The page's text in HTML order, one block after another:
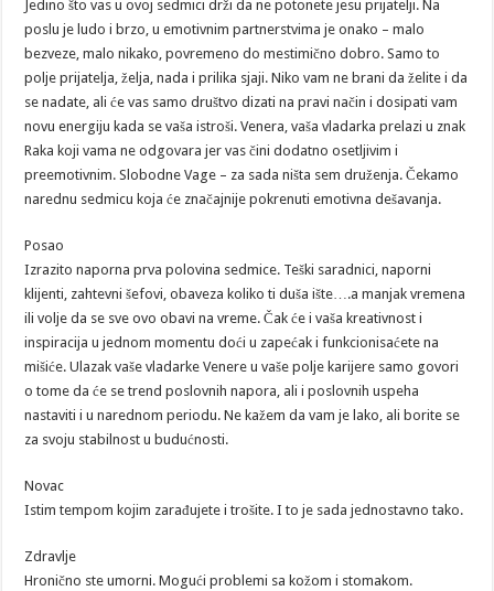
Jedino što vas u ovoj sedmici drži da ne potonete jesu prijatelji. Na
poslu je ludo i brzo, u emotivnim partnerstvima je onako – malo
bezveze, malo nikako, povremeno do mestimično dobro. Samo to
polje prijatelja, želja, nada i prilika sjaji. Niko vam ne brani da želite i da
se nadate, ali će vas samo društvo dizati na pravi način i dosipati vam
novu energiju kada se vaša istroši. Venera, vaša vladarka prelazi u znak
Raka koji vama ne odgovara jer vas čini dodatno osetljivim i
preemotivnim. Slobodne Vage – za sada ništa sem druženja. Čekamo
narednu sedmicu koja će značajnije pokrenuti emotivna dešavanja.
Posao
Izrazito naporna prva polovina sedmice. Teški saradnici, naporni
klijenti, zahtevni šefovi, obaveza koliko ti duša ište….a manjak vremena
ili volje da se sve ovo obavi na vreme. Čak će i vaša kreativnost i
inspiracija u jednom momentu doći u zapećak i funkcionisaćete na
mišiće. Ulazak vaše vladarke Venere u vaše polje karijere samo govori
o tome da će se trend poslovnih napora, ali i poslovnih uspeha
nastaviti i u narednom periodu. Ne kažem da vam je lako, ali borite se
za svoju stabilnost u budućnosti.
Novac
Istim tempom kojim zarađujete i trošite. I to je sada jednostavno tako.
Zdravlje
Hronično ste umorni. Mogući problemi sa kožom i stomakom.